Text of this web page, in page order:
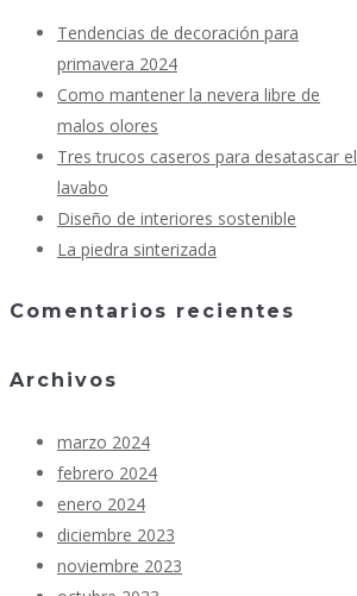
Tendencias de decoración para
primavera 2024
Como mantener la nevera libre de
malos olores
Tres trucos caseros para desatascar el
lavabo
Diseño de interiores sostenible
La piedra sinterizada
Comentarios recientes
Archivos
marzo 2024
febrero 2024
enero 2024
diciembre 2023
noviembre 2023